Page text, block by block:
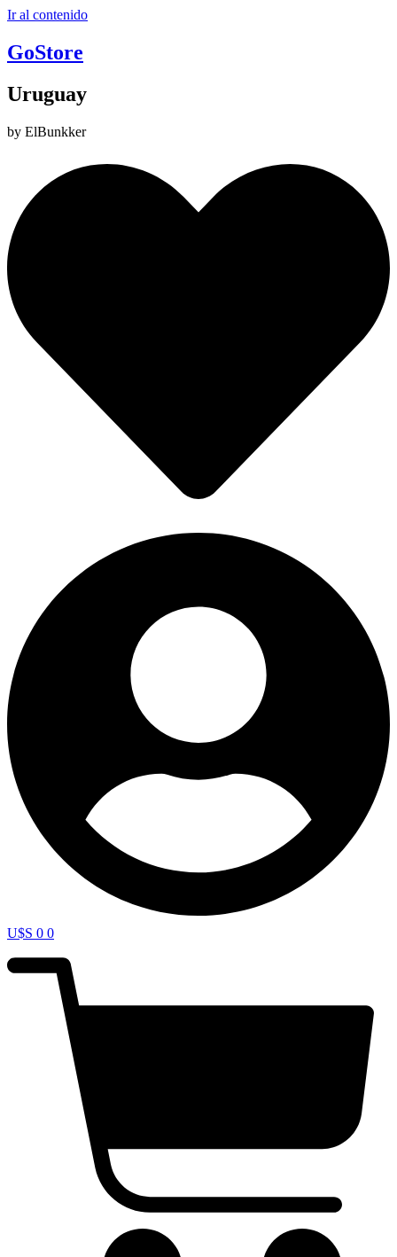
Ir al contenido
GoStore
Uruguay
by ElBunkker
U$S 0 0